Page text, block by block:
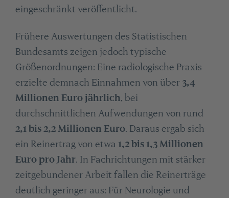
eingeschränkt veröffentlicht.
Frühere Auswertungen des Statistischen
Bundesamts zeigen jedoch typische
Größenordnungen: Eine radiologische Praxis
erzielte demnach Einnahmen von über 3,4
Millionen Euro jährlich, bei
durchschnittlichen Aufwendungen von rund
2,1 bis 2,2 Millionen Euro. Daraus ergab sich
ein Reinertrag von etwa 1,2 bis 1,3 Millionen
Euro pro Jahr. In Fachrichtungen mit stärker
zeitgebundener Arbeit fallen die Reinerträge
deutlich geringer aus: Für Neurologie und